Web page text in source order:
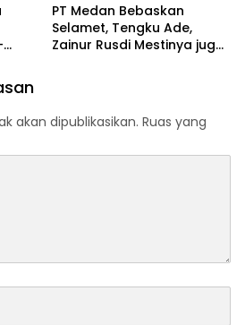
PT Medan Bebaskan
Selamet, Tengku Ade,
Zainur Rusdi Mestinya juga
akan dipublikasikan. Ruas yang